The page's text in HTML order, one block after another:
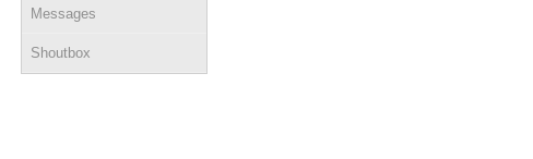
Messages
Shoutbox